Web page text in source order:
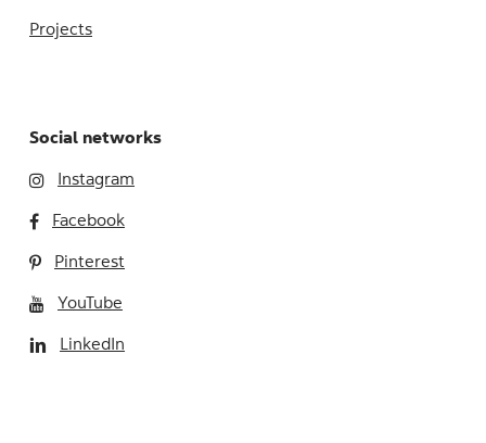
Projects
Social networks
Instagram
Facebook
Pinterest
YouTube
LinkedIn